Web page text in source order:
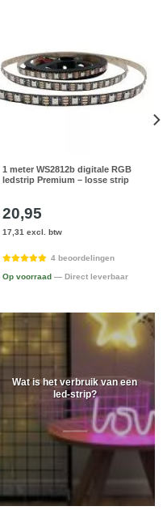
1 meter WS2812b digitale RGB
ledstrip Premium – losse strip
20,95
17,31 excl. btw
4 beoordelingen
Op voorraad — Direct leverbaar
Wat is het verbruik van een
led-strip?